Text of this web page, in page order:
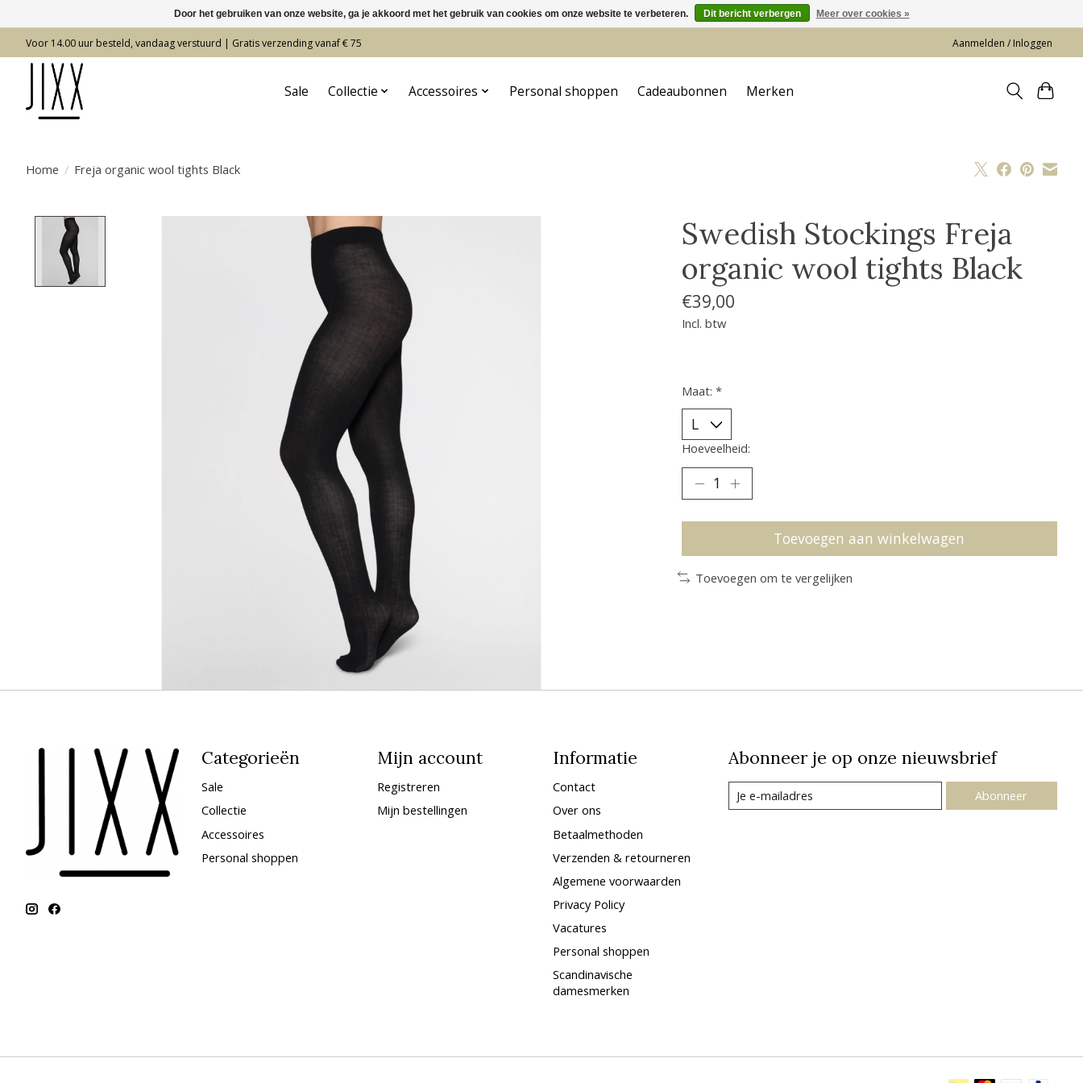
Voor 14.00 uur besteld, vandaag verstuurd | Gratis verzending vanaf € 75 Aanmelden / Inloggen
Sale Collectie Accessoires Personal shoppen Cadeaubonnen Merken
Home / Freja organic wool tights Black
Product image slideshow Items
Swedish Stockings Freja
organic wool tights Black
€39,00
Incl. btw
Maat: *
Hoeveelheid:
Toevoegen aan winkelwagen
Toevoegen om te vergelijken
Categorieën
Sale
Collectie
Accessoires
Personal shoppen
Mijn account
Registreren
Mijn bestellingen
Informatie
Contact
Over ons
Betaalmethoden
Verzenden & retourneren
Algemene voorwaarden
Privacy Policy
Vacatures
Personal shoppen
Scandinavische
damesmerken
Abonneer je op onze nieuwsbrief
Abonneer
Door het gebruiken van onze website, ga je akkoord met het gebruik van cookies om onze website te verbeteren. Dit bericht verbergen Meer over cookies »